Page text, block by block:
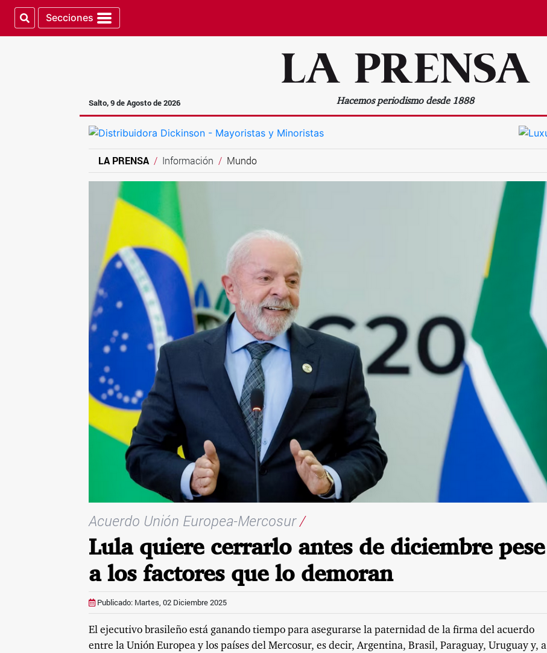
Secciones
Salto, 9 de Agosto de 2026 Hacemos periodismo desde 1888
LA PRENSA Información Mundo
Acuerdo Unión Europea-Mercosur/
Lula quiere cerrarlo antes de diciembre pese
a los factores que lo demoran
Publicado: Martes, 02 Diciembre 2025
El ejecutivo brasileño está ganando tiempo para asegurarse la paternidad de la firma del acuerdo
entre la Unión Europea y los países del Mercosur, es decir, Argentina, Brasil, Paraguay, Uruguay y, a